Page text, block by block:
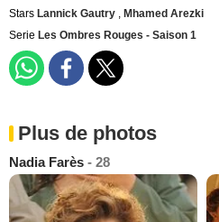
Stars Lannick Gautry , Mhamed Arezki
Serie Les Ombres Rouges - Saison 1
Plus de photos
Nadia Farès - 28